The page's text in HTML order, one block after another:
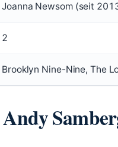
Joanna Newsom (seit
2
Brooklyn Nine-Nine, The